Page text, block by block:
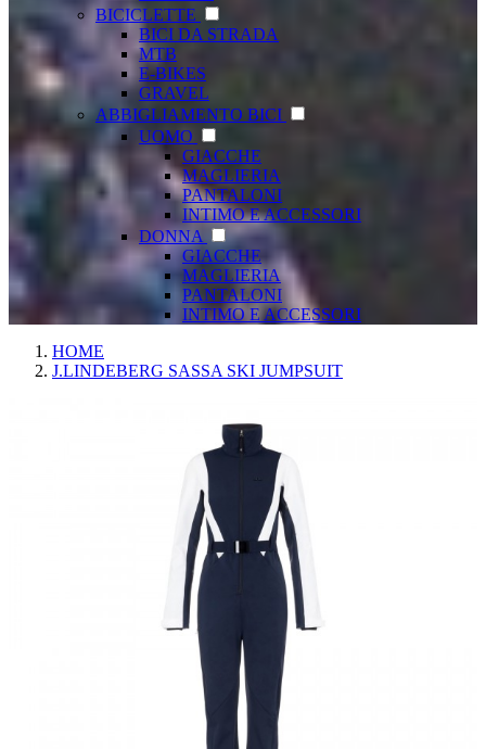
BICICLETTE
BICI DA STRADA
MTB
E-BIKES
GRAVEL
ABBIGLIAMENTO BICI
UOMO
GIACCHE
MAGLIERIA
PANTALONI
INTIMO E ACCESSORI
DONNA
GIACCHE
MAGLIERIA
PANTALONI
INTIMO E ACCESSORI
HOME
J.LINDEBERG SASSA SKI JUMPSUIT